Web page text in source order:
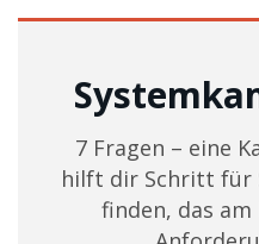
7 Fragen – eine
hilft dir Schritt für
finden, das